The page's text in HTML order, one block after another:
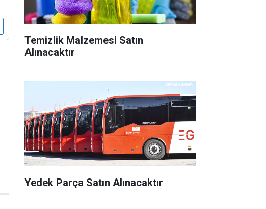
Temizlik Malzemesi Satın
Alınacaktır
Yedek Parça Satın Alınacaktır